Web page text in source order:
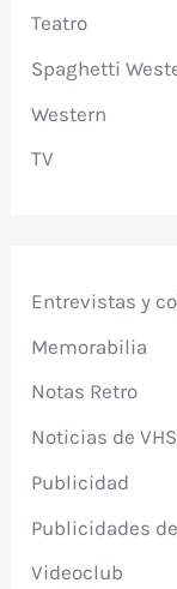
Teatro
Spaghetti
Western
TV
Entrevistas y
Memorabilia
Notas Retro
Noticias de VHS
Publicidad
Publicidades
Videoclub